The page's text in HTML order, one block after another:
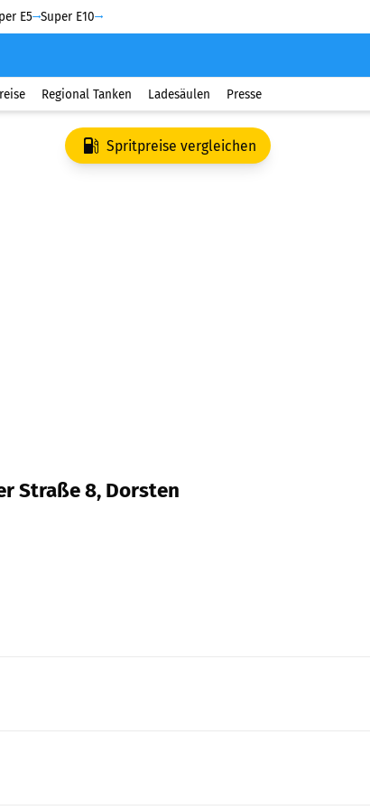
E5 Super E10
Regional Tanken Ladesäulen Presse
Spritpreise vergleichen
Straße 8, Dorsten